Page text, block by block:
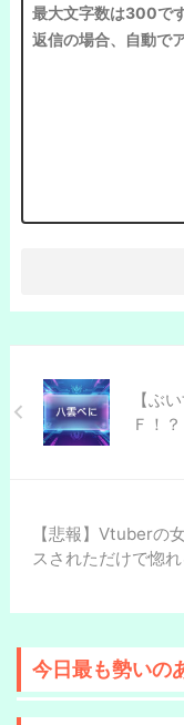
【ぶ
Ｆ！？
【悲報】Vtuberの
スされただけで惚
今日最も勢いの